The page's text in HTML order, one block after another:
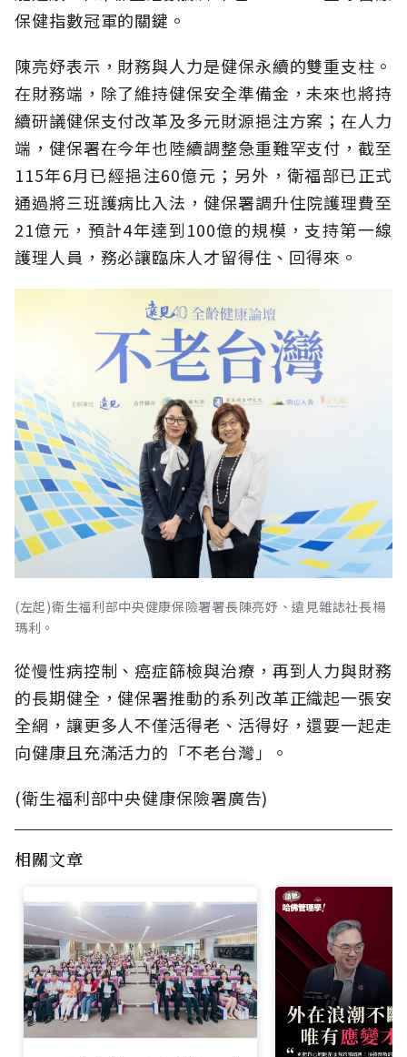
保健指數冠軍的關鍵。
陳亮妤表示，財務與人力是健保永續的雙重支柱。
在財務端，除了維持健保安全準備金，未來也將持
續研議健保支付改革及多元財源挹注方案；在人力
端，健保署在今年也陸續調整急重難罕支付，截至
115年6月已經挹注60億元；另外，衛福部已正式
通過將三班護病比入法，健保署調升住院護理費至
21億元，預計4年達到100億的規模，支持第一線
護理人員，務必讓臨床人才留得住、回得來。
(左起)衛生福利部中央健康保險署署長陳亮妤、遠見雜誌社長楊
瑪利。
從慢性病控制、癌症篩檢與治療，再到人力與財務
的長期健全，健保署推動的系列改革正織起一張安
全網，讓更多人不僅活得老、活得好，還要一起走
向健康且充滿活力的「不老台灣」。
(衛生福利部中央健康保險署廣告)
相關文章